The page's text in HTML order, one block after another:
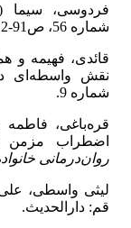
فردوسی، سیما
شماره 56، ص91-112.
نقش واسطه‌ای
شماره 9.
قره‌باغی، فاطمه
اضطراب مزمن
روان‌درمانی
لیثی واسطی، علی
قم: دارالحدیث.